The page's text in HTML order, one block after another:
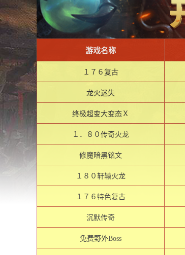
游戏名称
１７６复古
龙火迷失
终极超变大变态Ｘ
１．８０传奇火龙
修魔暗黑铭文
１８０轩辕火龙
１７６特色复古
沉默传奇
免费野外Boss